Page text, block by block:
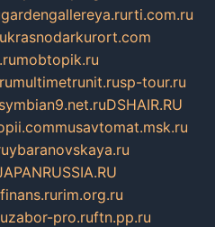
gardengallereya.rurti.com.ru
krasnodarkurort.com
mobtopik.ru
multimetrunit.rusp-tour.ru
symbian9.net.ruDSHAIR.RU
musavtomat.msk.ru
ybaranovskaya.ru
rim.org.ru
zabor-pro.ruftn.pp.ru